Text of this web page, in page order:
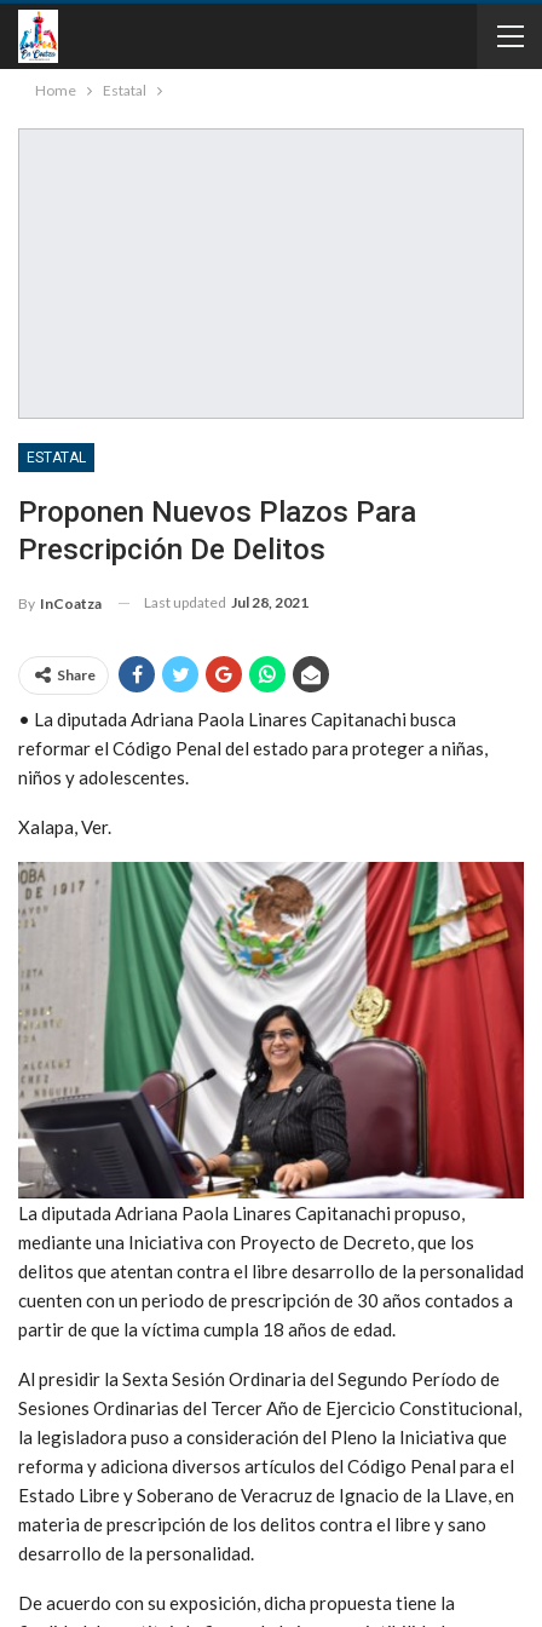
Home Estatal
ESTATAL
Proponen Nuevos Plazos Para
Prescripción De Delitos
By InCoatza Last updated Jul 28, 2021
Share
• La diputada Adriana Paola Linares Capitanachi busca
reformar el Código Penal del estado para proteger a niñas,
niños y adolescentes.
Xalapa, Ver.
La diputada Adriana Paola Linares Capitanachi propuso,
mediante una Iniciativa con Proyecto de Decreto, que los
delitos que atentan contra el libre desarrollo de la personalidad
cuenten con un periodo de prescripción de 30 años contados a
partir de que la víctima cumpla 18 años de edad.
Al presidir la Sexta Sesión Ordinaria del Segundo Período de
Sesiones Ordinarias del Tercer Año de Ejercicio Constitucional,
la legisladora puso a consideración del Pleno la Iniciativa que
reforma y adiciona diversos artículos del Código Penal para el
Estado Libre y Soberano de Veracruz de Ignacio de la Llave, en
materia de prescripción de los delitos contra el libre y sano
desarrollo de la personalidad.
De acuerdo con su exposición, dicha propuesta tiene la